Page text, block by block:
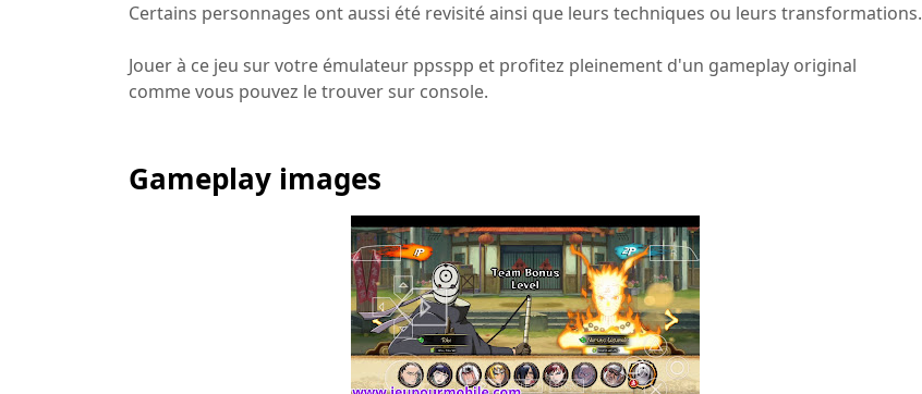
Certains personnages ont aussi été revisité ainsi que leurs techniques ou leurs transformations.
Jouer à ce jeu sur votre émulateur ppsspp et profitez pleinement d'un gameplay original
comme vous pouvez le trouver sur console.
Gameplay images